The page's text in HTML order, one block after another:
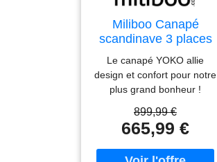
Miliboo Canapé
scandinave 3 places
en tissu vert kaki et
bois clair YOKO
Le canapé YOKO allie
design et confort pour notre
plus grand bonheur !
vivre japonais, esprit
nordique... Ce canapé 3
places vert kaki réunit
899,99 €
665,99 €